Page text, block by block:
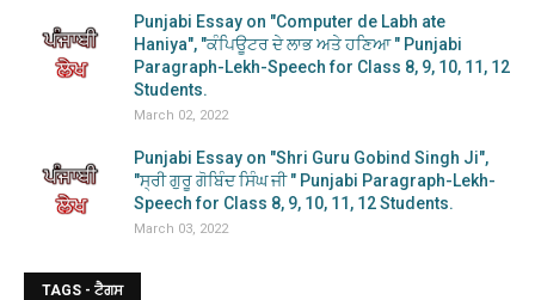
Punjabi Essay on "Computer de Labh ate
Haniya", "ਕੰਪਿਊਟਰ ਦੇ ਲਾਭ ਅਤੇ ਹਣਿਆ " Punjabi
Paragraph-Lekh-Speech for Class 8, 9, 10, 11, 12
Students.
March 02, 2022
Punjabi Essay on "Shri Guru Gobind Singh Ji",
"ਸ੍ਰੀ ਗੁਰੂ ਗੋਬਿੰਦ ਸਿੰਘ ਜੀ " Punjabi Paragraph-Lekh-
Speech for Class 8, 9, 10, 11, 12 Students.
March 03, 2022
TAGS - ਟੈਗਸ